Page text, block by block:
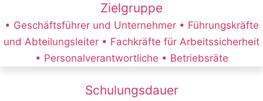
Zielgruppe
• Geschäftsführer und Unternehmer • Führungskräfte
und Abteilungsleiter • Fachkräfte für Arbeitssicherheit
• Personalverantwortliche • Betriebsräte
Schulungsdauer